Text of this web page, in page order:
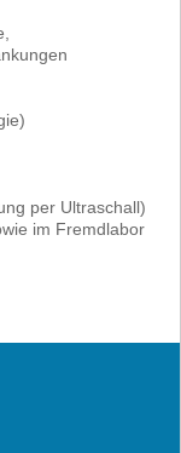
per Ultraschall)
im Fremdlabor